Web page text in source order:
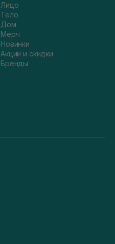
Лицо
Тело
Дом
Мерч
Новинки
Акции и скидки
Бренды